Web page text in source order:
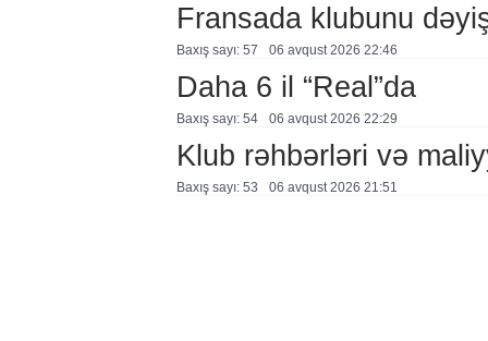
Fransada klubunu
Baxış sayı: 57 06 avqust 2026 22:46
Daha 6 il “Real”da
Baxış sayı: 54 06 avqust 2026 22:29
Klub rəhbərləri və
Baxış sayı: 53 06 avqust 2026 21:51